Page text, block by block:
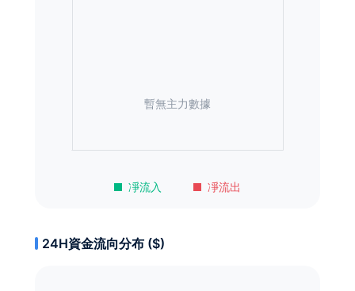
凈流入 凈流出
暫無主力數據
24H資金流向分布 ($)